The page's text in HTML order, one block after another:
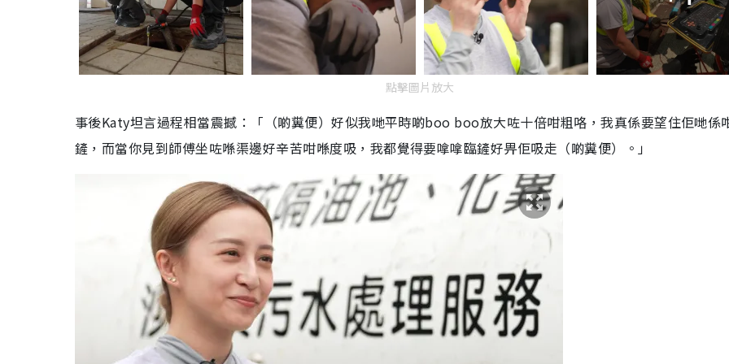
點擊圖片放大
事後Katy坦言過程相當震撼：「（啲糞便）好似我哋平時啲boo boo放大咗十倍咁粗咯，我真係要望住佢哋係
鏟，而當你見到師傅坐咗喺渠邊好辛苦咁喺度吸，我都覺得要嗱嗱臨鏟好畀佢吸走（啲糞便）。」